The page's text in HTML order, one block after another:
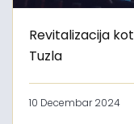
Revitalizacija
Tuzla
10 Decembar 2024